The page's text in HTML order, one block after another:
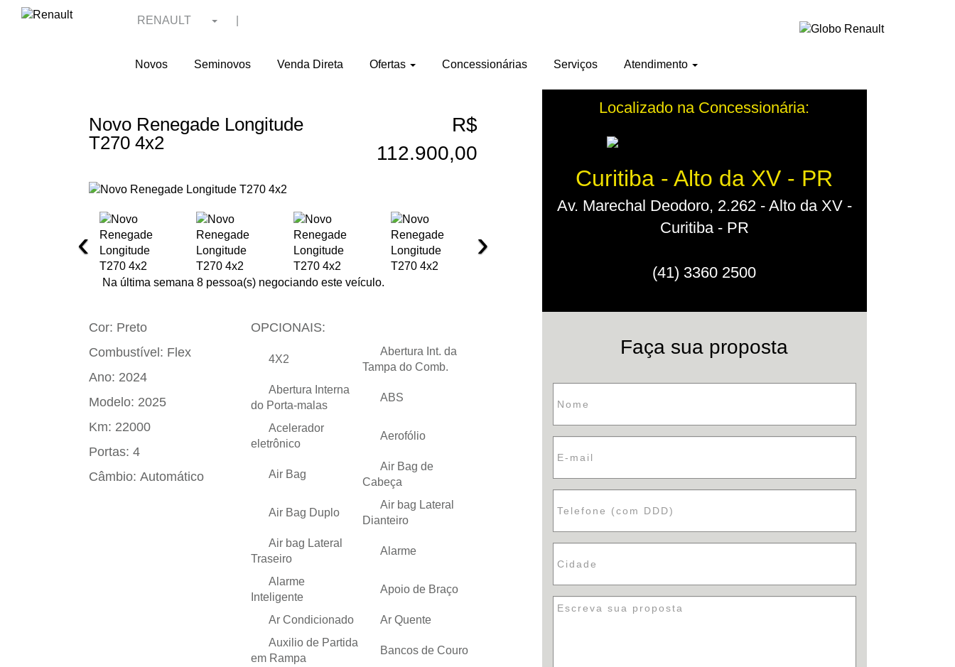
RENAULT
Novos Seminovos Venda Direta Ofertas Concessionárias Serviços Atendimento
Novo Renegade Longitude
T270 4x2
R$
112.900,00
‹ ›
Na última semana 8 pessoa(s) negociando este veículo.
Cor: Preto
Combustível: Flex
Ano: 2024
Modelo: 2025
Km: 22000
Portas: 4
Câmbio: Automático
OPCIONAIS:
4X2
Abertura Int. da
Tampa do Comb.
Abertura Interna
do Porta-malas
ABS
Acelerador
eletrônico
Aerofólio
Air Bag
Air Bag de
Cabeça
Air Bag Duplo
Air bag Lateral
Dianteiro
Air bag Lateral
Traseiro
Alarme
Alarme
Inteligente
Apoio de Braço
Ar Condicionado
Ar Quente
Auxilio de Partida
em Rampa
Bancos de Couro
Localizado na Concessionária:
Curitiba - Alto da XV - PR
Av. Marechal Deodoro, 2.262 - Alto da XV -
Curitiba - PR
(41) 3360 2500
Faça sua proposta